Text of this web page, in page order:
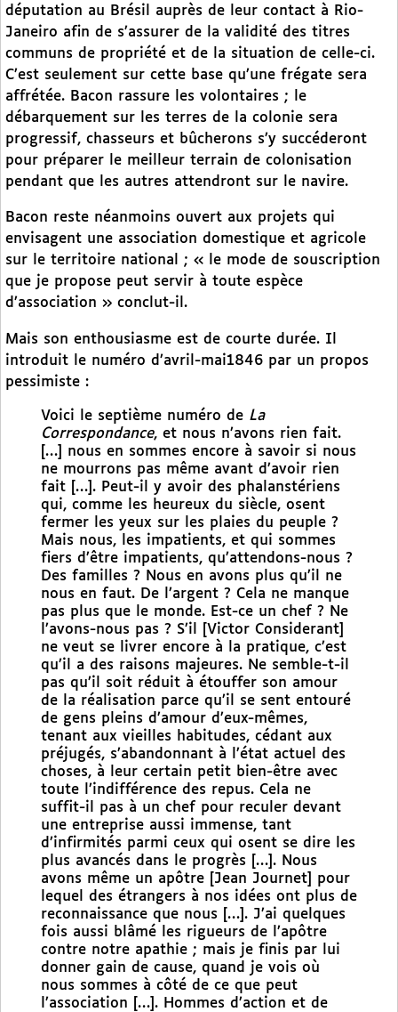
députation au Brésil auprès de leur contact à Rio-
Janeiro afin de s’assurer de la validité des titres
communs de propriété et de la situation de celle-ci.
C’est seulement sur cette base qu’une frégate sera
affrétée. Bacon rassure les volontaires ; le
débarquement sur les terres de la colonie sera
progressif, chasseurs et bûcherons s’y succéderont
pour préparer le meilleur terrain de colonisation
pendant que les autres attendront sur le navire.
Bacon reste néanmoins ouvert aux projets qui
envisagent une association domestique et agricole
sur le territoire national ; « le mode de souscription
que je propose peut servir à toute espèce
d’association » conclut-il.
Mais son enthousiasme est de courte durée. Il
introduit le numéro d’avril-mai1846 par un propos
pessimiste :
Voici le septième numéro de La
Correspondance, et nous n’avons rien fait.
[…] nous en sommes encore à savoir si nous
ne mourrons pas même avant d’avoir rien
fait […]. Peut-il y avoir des phalanstériens
qui, comme les heureux du siècle, osent
fermer les yeux sur les plaies du peuple ?
Mais nous, les impatients, et qui sommes
fiers d’être impatients, qu’attendons-nous ?
Des familles ? Nous en avons plus qu’il ne
nous en faut. De l’argent ? Cela ne manque
pas plus que le monde. Est-ce un chef ? Ne
l’avons-nous pas ? S’il [Victor Considerant]
ne veut se livrer encore à la pratique, c’est
qu’il a des raisons majeures. Ne semble-t-il
pas qu’il soit réduit à étouffer son amour
de la réalisation parce qu’il se sent entouré
de gens pleins d’amour d’eux-mêmes,
tenant aux vieilles habitudes, cédant aux
préjugés, s’abandonnant à l’état actuel des
choses, à leur certain petit bien-être avec
toute l’indifférence des repus. Cela ne
suffit-il pas à un chef pour reculer devant
une entreprise aussi immense, tant
d’infirmités parmi ceux qui osent se dire les
plus avancés dans le progrès […]. Nous
avons même un apôtre [Jean Journet] pour
lequel des étrangers à nos idées ont plus de
reconnaissance que nous […]. J’ai quelques
fois aussi blâmé les rigueurs de l’apôtre
contre notre apathie ; mais je finis par lui
donner gain de cause, quand je vois où
nous sommes à côté de ce que peut
l’association […]. Hommes d’action et de